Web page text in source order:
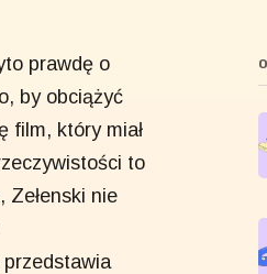
prawdę o
by obciążyć
film, który miał
to
Zełenski nie
przedstawia